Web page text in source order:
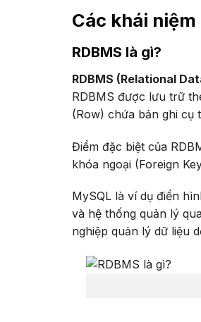
Các khái
RDBMS là gì?
RDBMS (Relational
RDBMS được lưu trữ
(Row) chứa bản ghi cụ
Điểm đặc biệt của
khóa ngoại (Foreign
MySQL là ví dụ điển
và hệ thống quản lý
nghiệp quản lý dữ liệu